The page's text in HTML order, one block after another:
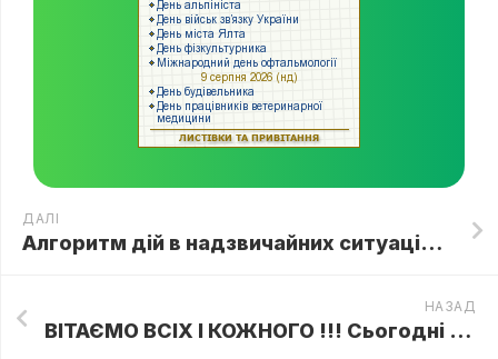
ДАЛІ
Алгоритм дій в надзвичайних ситуаціях❗❗❗
НАЗАД
ВІТАЄМО ВСІХ І КОЖНОГО !!! Сьогодні Всесвітній День щастя!